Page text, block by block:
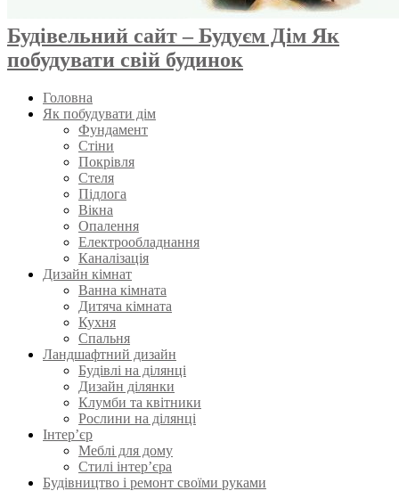
Будівельний сайт – Будуєм Дім Як
побудувати свій будинок
Головна
Як побудувати дім
Фундамент
Стіни
Покрівля
Стеля
Підлога
Вікна
Опалення
Електрообладнання
Каналізація
Дизайн кімнат
Ванна кімната
Дитяча кімната
Кухня
Спальня
Ландшафтний дизайн
Будівлі на ділянці
Дизайн ділянки
Клумби та квітники
Рослини на ділянці
Інтер’єр
Меблі для дому
Стилі інтер’єра
Будівництво і ремонт своїми руками